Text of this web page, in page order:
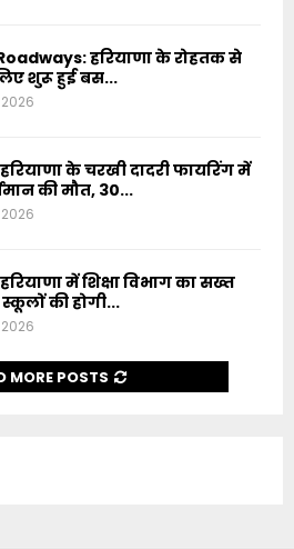
हरियाणा के रोहतक से
शुरू हुई बस...
के चरखी दादरी फायरिंग में
की मौत, 30...
में शिक्षा विभाग का सख्त
की होगी...
MORE POSTS